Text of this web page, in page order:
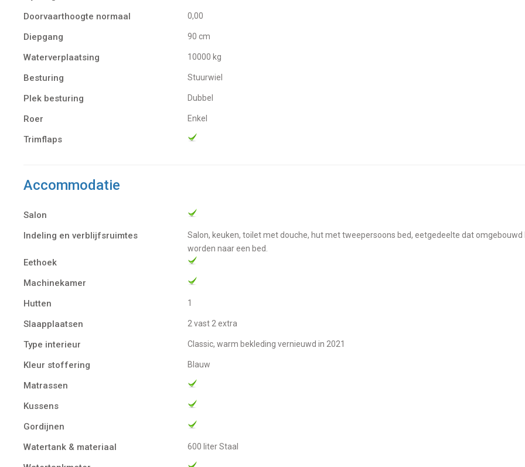
Doorvaarthoogte normaal
0,00
Diepgang 90 cm
Waterverplaatsing 10000 kg
Besturing Stuurwiel
Plek besturing Dubbel
Roer Enkel
Trimflaps
Accommodatie
Salon
Indeling en verblijfsruimtes
salon, keuken, toilet met douche, hut met tweepersoons bed, eetgedeelte dat omgebouwd kan
worden naar een bed.
Eethoek
Machinekamer
Hutten
1
Slaapplaatsen 2 vast 2 extra
Type interieur Classic, warm bekleding vernieuwd in 2021
Kleur stoffering Blauw
Matrassen
Kussens
Gordijnen
Watertank & materiaal
600 liter Staal